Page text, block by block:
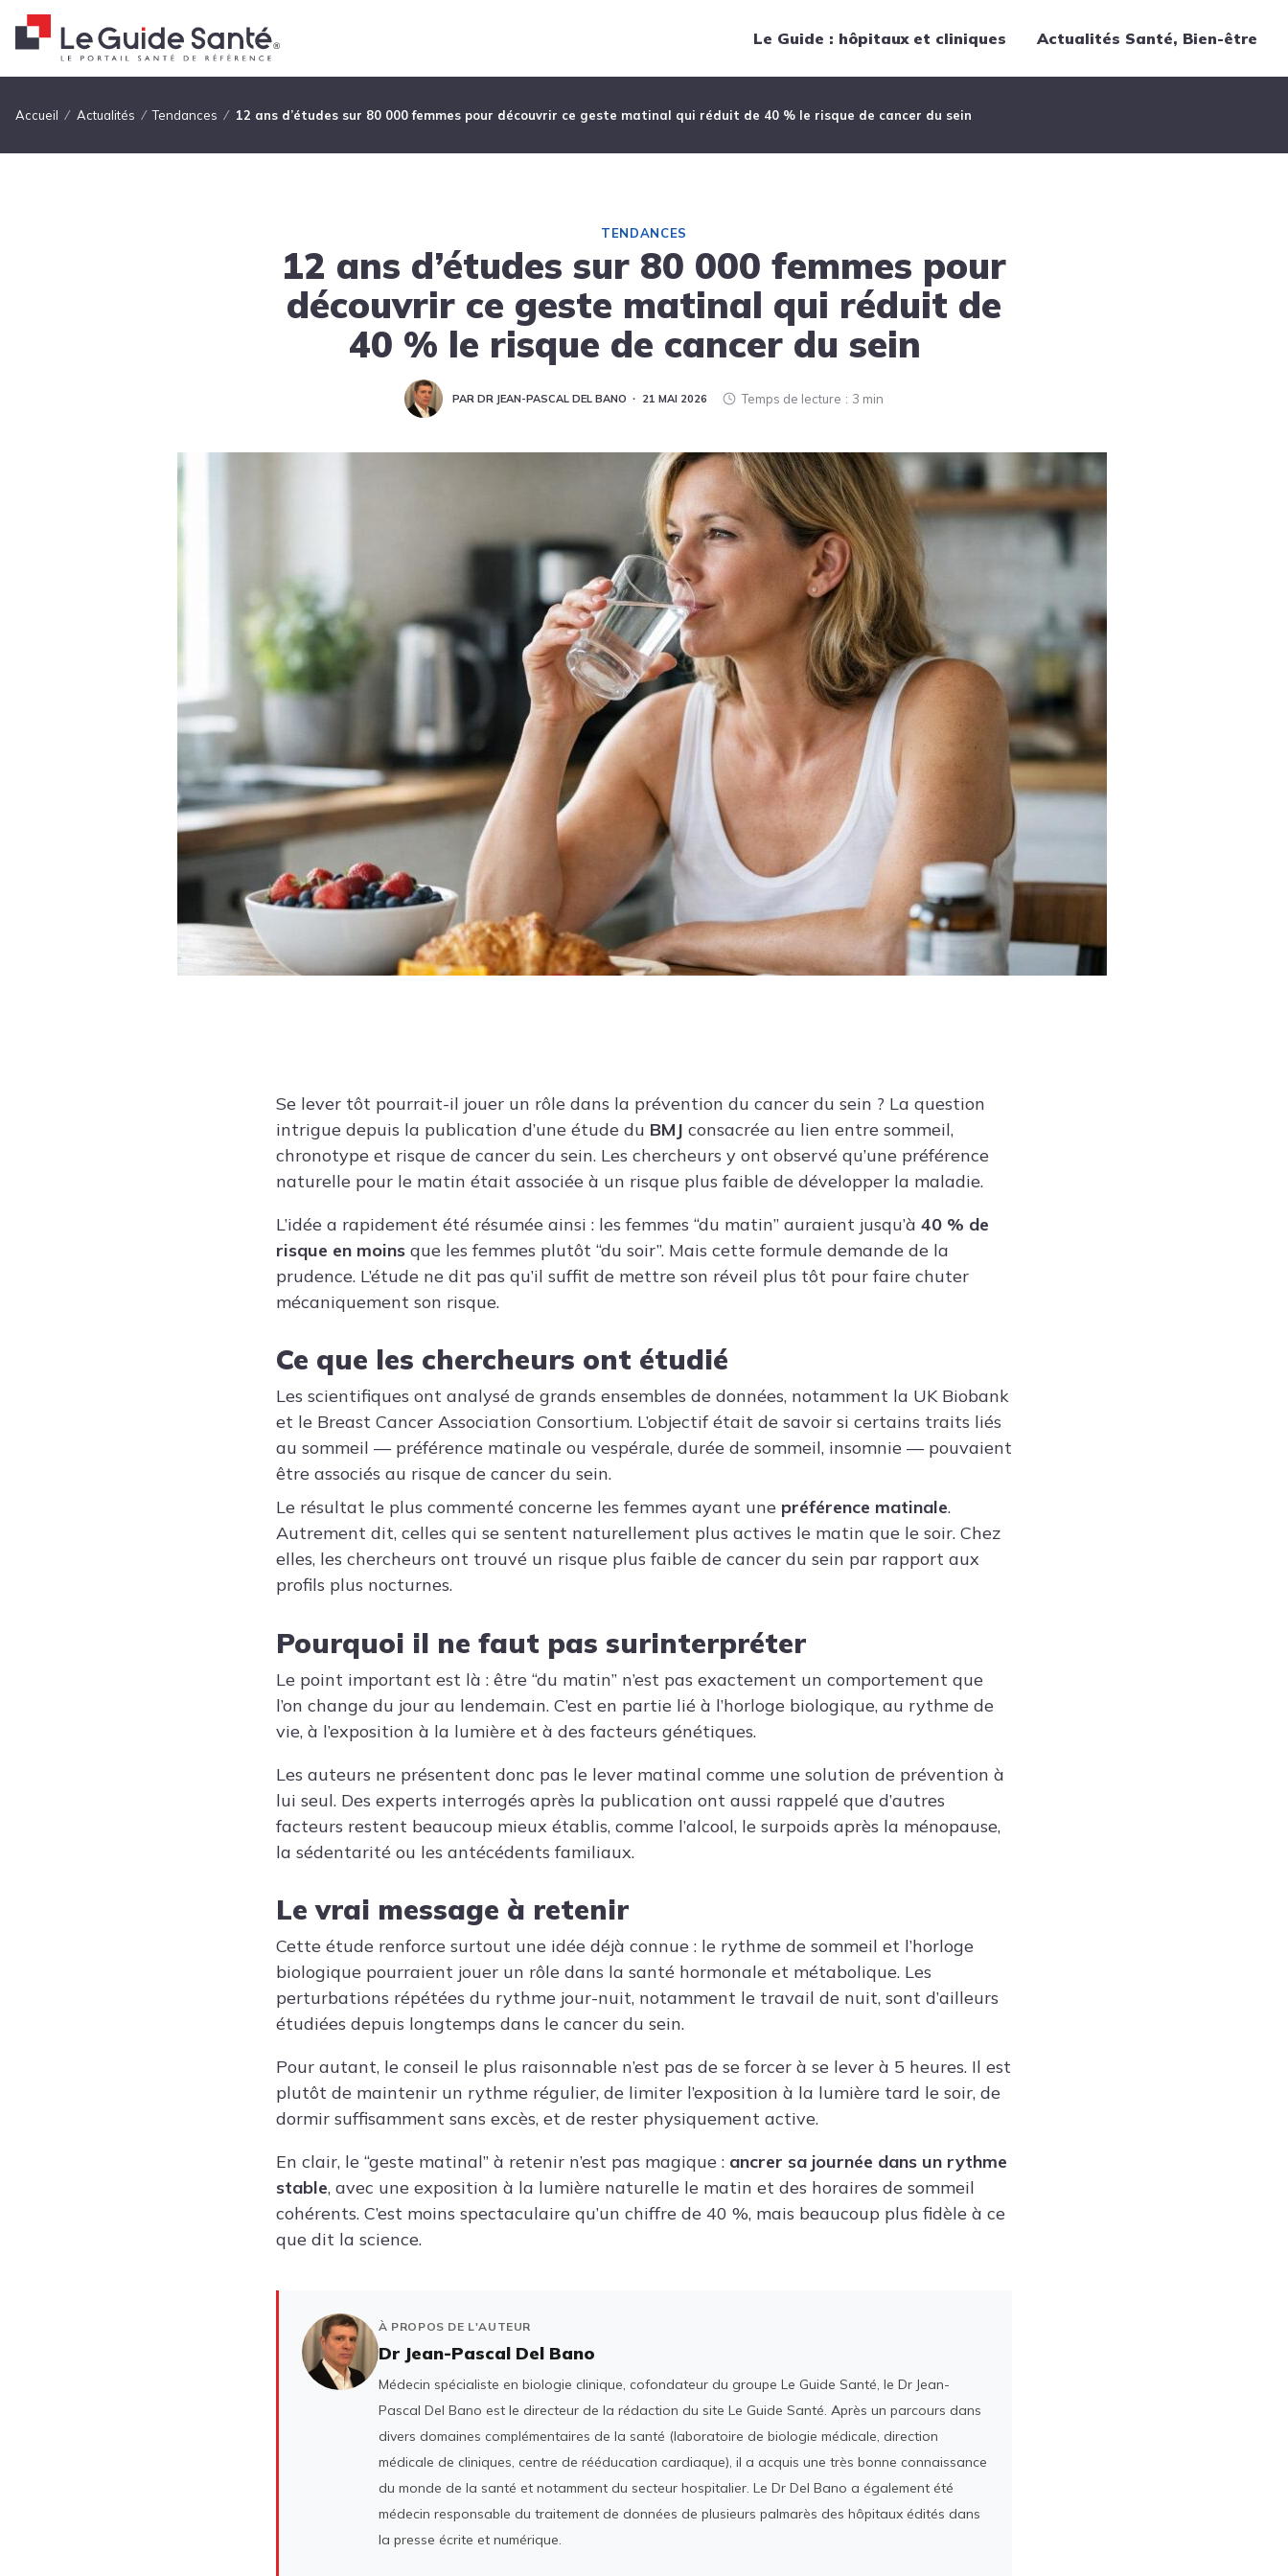
Le Guide : hôpitaux et cliniques Actualités Santé, Bien-être
Medical News in English
Fil d'Ariane
Accueil Actualités Tendances 12 ans d’études sur 80 000 femmes pour découvrir ce geste matinal qui réduit de 40 % le risque de cancer du sein
TENDANCES
12 ans d’études sur 80 000 femmes pour
découvrir ce geste matinal qui réduit de
40 % le risque de cancer du sein
PAR DR JEAN-PASCAL DEL BANO 21 MAI 2026 Temps de lecture 3 min
Se lever tôt pourrait-il jouer un rôle dans la prévention du cancer du sein ? La question
intrigue depuis la publication d’une étude du BMJ consacrée au lien entre sommeil,
chronotype et risque de cancer du sein. Les chercheurs y ont observé qu’une préférence
naturelle pour le matin était associée à un risque plus faible de développer la maladie.
L’idée a rapidement été résumée ainsi : les femmes “du matin” auraient jusqu’à 40 % de
risque en moins que les femmes plutôt “du soir”. Mais cette formule demande de la
prudence. L’étude ne dit pas qu’il suffit de mettre son réveil plus tôt pour faire chuter
mécaniquement son risque.
Ce que les chercheurs ont étudié
Les scientifiques ont analysé de grands ensembles de données, notamment la UK Biobank
et le Breast Cancer Association Consortium. L’objectif était de savoir si certains traits liés
au sommeil — préférence matinale ou vespérale, durée de sommeil, insomnie — pouvaient
être associés au risque de cancer du sein.
Le résultat le plus commenté concerne les femmes ayant une préférence matinale.
Autrement dit, celles qui se sentent naturellement plus actives le matin que le soir. Chez
elles, les chercheurs ont trouvé un risque plus faible de cancer du sein par rapport aux
profils plus nocturnes.
Pourquoi il ne faut pas surinterpréter
Le point important est là : être “du matin” n’est pas exactement un comportement que
l’on change du jour au lendemain. C’est en partie lié à l’horloge biologique, au rythme de
vie, à l’exposition à la lumière et à des facteurs génétiques.
Les auteurs ne présentent donc pas le lever matinal comme une solution de prévention à
lui seul. Des experts interrogés après la publication ont aussi rappelé que d’autres
facteurs restent beaucoup mieux établis, comme l’alcool, le surpoids après la ménopause,
la sédentarité ou les antécédents familiaux.
Le vrai message à retenir
Cette étude renforce surtout une idée déjà connue : le rythme de sommeil et l’horloge
biologique pourraient jouer un rôle dans la santé hormonale et métabolique. Les
perturbations répétées du rythme jour-nuit, notamment le travail de nuit, sont d’ailleurs
étudiées depuis longtemps dans le cancer du sein.
Pour autant, le conseil le plus raisonnable n’est pas de se forcer à se lever à 5 heures. Il est
plutôt de maintenir un rythme régulier, de limiter l’exposition à la lumière tard le soir, de
dormir suffisamment sans excès, et de rester physiquement active.
En clair, le “geste matinal” à retenir n’est pas magique : ancrer sa journée dans un rythme
stable, avec une exposition à la lumière naturelle le matin et des horaires de sommeil
cohérents. C’est moins spectaculaire qu’un chiffre de 40 %, mais beaucoup plus fidèle à ce
que dit la science.
À PROPOS DE L'AUTEUR
Dr Jean-Pascal Del Bano
Médecin spécialiste en biologie clinique, cofondateur du groupe Le Guide Santé, le Dr Jean-
Pascal Del Bano est le directeur de la rédaction du site Le Guide Santé. Après un parcours dans
divers domaines complémentaires de la santé (laboratoire de biologie médicale, direction
médicale de cliniques, centre de rééducation cardiaque), il a acquis une très bonne connaissance
du monde de la santé et notamment du secteur hospitalier. Le Dr Del Bano a également été
médecin responsable du traitement de données de plusieurs palmarès des hôpitaux édités dans
la presse écrite et numérique.